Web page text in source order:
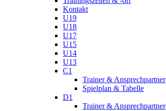
Kontakt
U19
U18
U17
U15
U14
U13
C1
Trainer & Ansprechpartner
Spielplan & Tabelle
D1
Trainer & Ansprechpartner